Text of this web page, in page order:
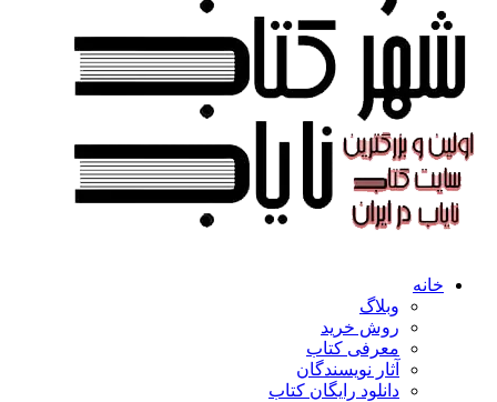
خانه
وبلاگ
روش خرید
معرفی کتاب
آثار نویسندگان
دانلود رایگان کتاب